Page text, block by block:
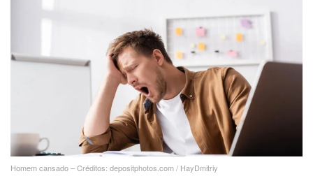
Homem cansado – Créditos: depositphotos.com / HayDmitriy